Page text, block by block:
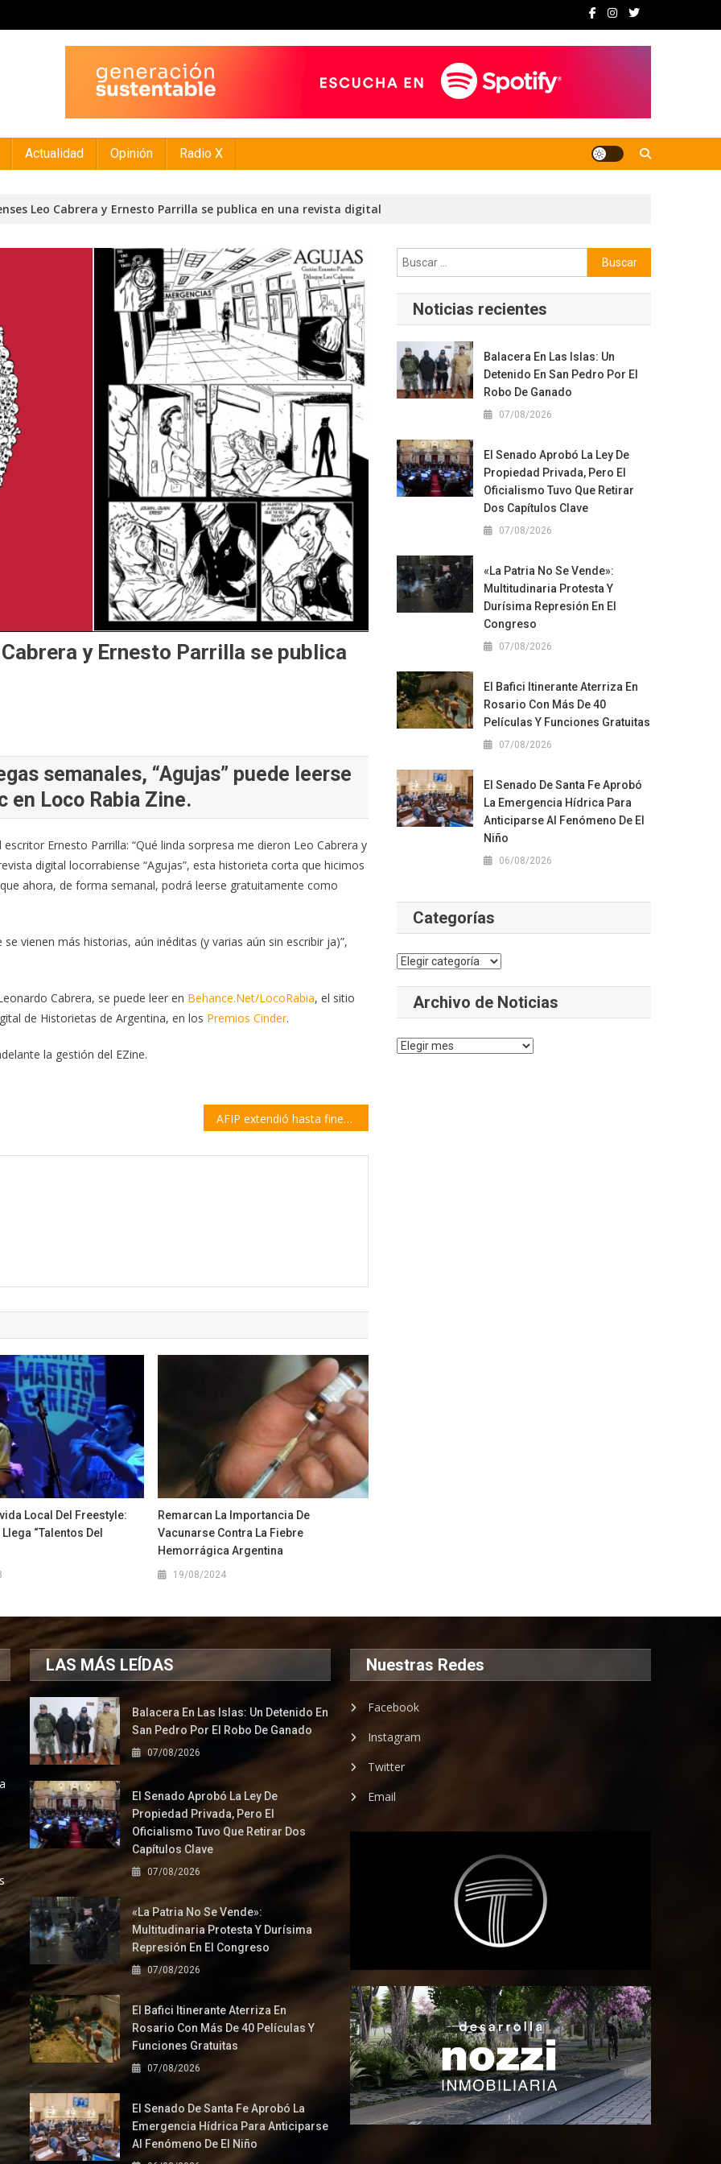
Actualidad Opinión Radio X
Leo Cabrera y Ernesto Parrilla se publica en una revista digital
y Ernesto Parrilla se publica
semanales, “Agujas” puede leerse
Loco Rabia Zine.
Ernesto Parrilla: “Qué linda sorpresa me dieron Leo Cabrera y
digital locorrabiense “Agujas”, esta historieta corta que hicimos
ahora, de forma semanal, podrá leerse gratuitamente como
vienen más historias, aún inéditas (y varias aún sin escribir ja)”,
Cabrera, se puede leer en Behance.Net/LocoRabia, el sitio
de Historietas de Argentina, en los Premios Cinder.
la gestión del EZine.
AFIP extendió hasta fines de junio el plazo para Ganancias y Bienes Personales
Local Del Freestyle:
“Talentos Del
Remarcan La Importancia De
Vacunarse Contra La Fiebre
Hemorrágica Argentina
19/08/2024
Buscar:
Noticias recientes
Balacera En Las Islas: Un
Detenido En San Pedro Por El
Robo De Ganado
07/08/2026
El Senado Aprobó La Ley De
Propiedad Privada, Pero El
Oficialismo Tuvo Que Retirar
Dos Capítulos Clave
07/08/2026
«La Patria No Se Vende»:
Multitudinaria Protesta Y
Durísima Represión En El
Congreso
07/08/2026
El Bafici Itinerante Aterriza En
Rosario Con Más De 40
Películas Y Funciones Gratuitas
07/08/2026
El Senado De Santa Fe Aprobó
La Emergencia Hídrica Para
Anticiparse Al Fenómeno De El
Niño
06/08/2026
Categorías
Categorías
Archivo de Noticias
Archivo
LAS MÁS LEÍDAS
Balacera En Las Islas: Un Detenido En
San Pedro Por El Robo De Ganado
07/08/2026
El Senado Aprobó La Ley De
Propiedad Privada, Pero El
Oficialismo Tuvo Que Retirar Dos
Capítulos Clave
07/08/2026
«La Patria No Se Vende»:
Multitudinaria Protesta Y Durísima
Represión En El Congreso
07/08/2026
El Bafici Itinerante Aterriza En
Rosario Con Más De 40 Películas Y
Funciones Gratuitas
07/08/2026
El Senado De Santa Fe Aprobó La
Emergencia Hídrica Para Anticiparse
Al Fenómeno De El Niño
Nuestras Redes
Facebook
Instagram
Twitter
Email